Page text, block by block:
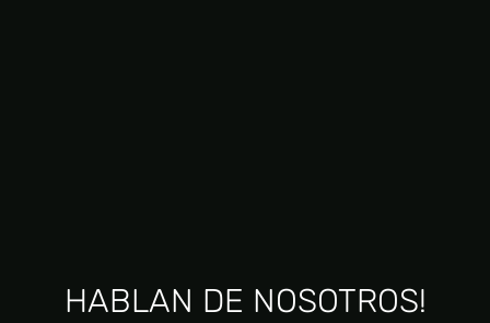
HABLAN DE NOSOTROS!